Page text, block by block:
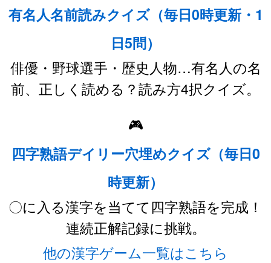
有名人名前読みクイズ（毎日0時更新・1
日5問）
俳優・野球選手・歴史人物…有名人の名
前、正しく読める？読み方4択クイズ。
🎮
四字熟語デイリー穴埋めクイズ（毎日0
時更新）
〇に入る漢字を当てて四字熟語を完成！
連続正解記録に挑戦。
他の漢字ゲーム一覧はこちら